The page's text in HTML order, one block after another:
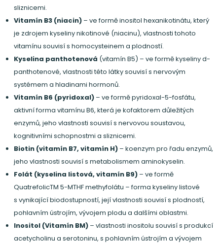
sliznicemi.
Vitamín B3 (niacin) – ve formě inositol hexanikotinátu, který
je zdrojem kyseliny nikotinové (niacinu), vlastnosti tohoto
vitamínu souvisí s homocysteinem a plodností.
Kyselina panthotenová (vitamín B5) – ve formě kyseliny d-
panthotenové, vlastnosti této látky souvisí s nervovým
systémem a hladinami hormonů.
Vitamín B6 (pyridoxal) – ve formě pyridoxal-5-fosfátu,
aktivní forma vitamínu B6, která je kofaktorem důležitých
enzymů, jeho vlastnosti souvisí s nervovou soustavou,
kognitivními schopnostmi a sliznicemi.
Biotin (vitamín B7, vitamín H) – koenzym pro řadu enzymů,
jeho vlastnosti souvisí s metabolismem aminokyselin.
Folát (kyselina listová, vitamín B9) – ve formě
QuatrefolicTM 5-MTHF methyfolátu – forma kyseliny listové
s vynikající biodostupností, její vlastnosti souvisí s plodností,
pohlavním ústrojím, vývojem plodu a dalšími oblastmi.
Inositol (Vitamín BM) – vlastnosti inositolu souvisí s produkcí
acetycholinu a serotoninu, s pohlavním ústrojím a vývojem